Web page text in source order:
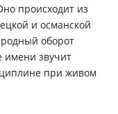
происходит из
и османской
оборот
имени звучит
при живом